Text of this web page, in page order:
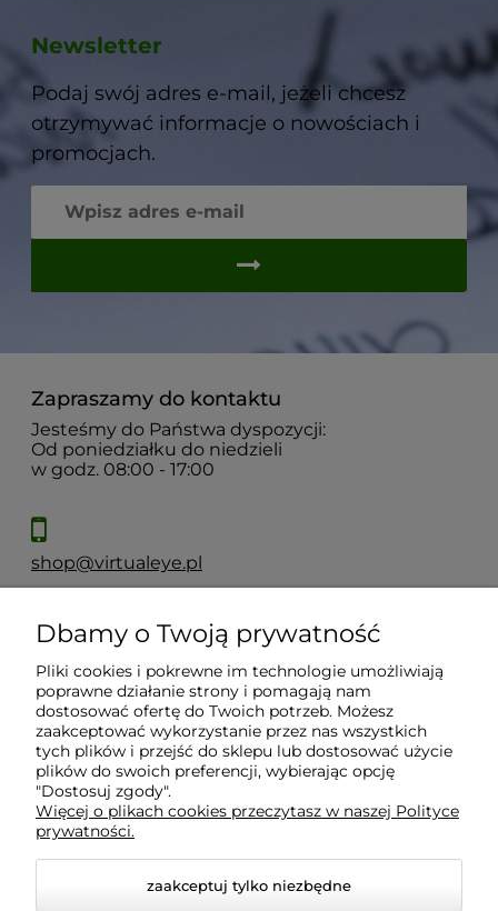
Newsletter
Podaj swój adres e-mail, jeżeli chcesz
otrzymywać informacje o nowościach i
promocjach.
Zapraszamy do kontaktu
Jesteśmy do Państwa dyspozycji:
Od poniedziałku do niedzieli
w godz. 08:00 - 17:00
shop@virtualeye.pl
Moje konto
Płatności i dostawa
Informacje
O nas
Dbamy o Twoją prywatność
Pliki cookies i pokrewne im technologie umożliwiają
poprawne działanie strony i pomagają nam
dostosować ofertę do Twoich potrzeb. Możesz
zaakceptować wykorzystanie przez nas wszystkich
tych plików i przejść do sklepu lub dostosować użycie
plików do swoich preferencji, wybierając opcję
"Dostosuj zgody".
Więcej o plikach cookies przeczytasz w naszej Polityce
prywatności.
zaakceptuj tylko niezbędne